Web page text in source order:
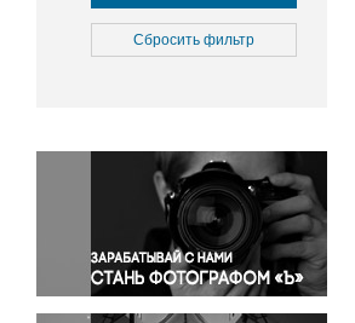
Культура
Медицина
Окружающая среда
Политика
Правосудие
Происшествия и конфликты
Религия
Светская жизнь
Сбросить фильтр